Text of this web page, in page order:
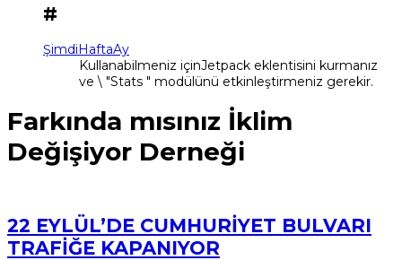
#
ŞimdiHaftaAy
Kullanabilmeniz içinJetpack eklentisini kurmanız
ve \ "Stats " modülünü etkinleştirmeniz gerekir.
Farkında mısınız İklim
Değişiyor Derneği
22 EYLÜL’DE CUMHURİYET BULVARI
TRAFİĞE KAPANIYOR